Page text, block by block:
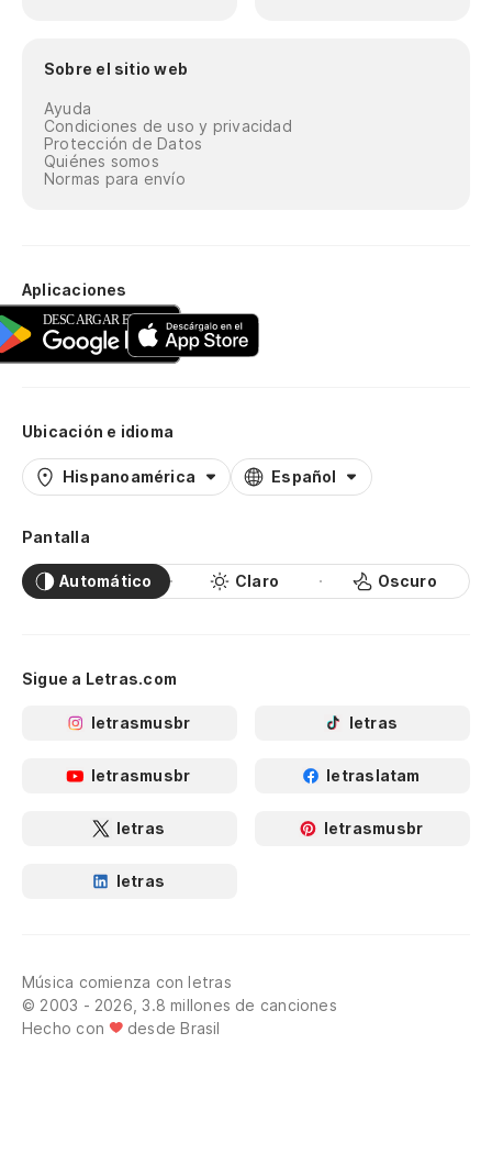
Sobre el sitio web
Ayuda
Condiciones de uso y privacidad
Protección de Datos
Quiénes somos
Normas para envío
Aplicaciones
Ubicación e idioma
Hispanoamérica Español
Pantalla
Automático Claro Oscuro
Sigue a Letras.com
letrasmusbr letras
letrasmusbr letraslatam
letras letrasmusbr
letras
Música comienza con letras
© 2003 - 2026, 3.8 millones de canciones
Hecho con
desde Brasil